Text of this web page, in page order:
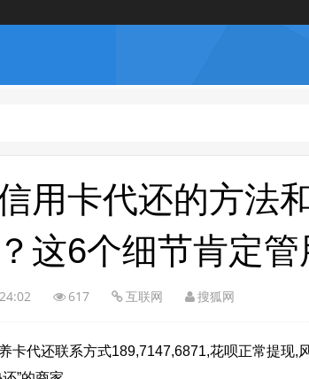
用卡代还的方法
这6个细节肯定管
617 互联网 搜狐网
卡代还联系方式189,7147,6871,花呗正常提现